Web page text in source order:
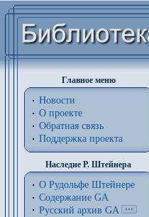
Главное меню
Новости
О проекте
Обратная связь
Поддержка проекта
Наследие Р. Штейнера
О Рудольфе Штейнере
Содержание GA
Русский архив GA